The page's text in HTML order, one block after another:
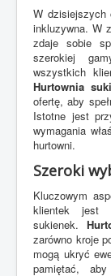
W dzisiejszych
inkluzywna. W
zdaje sobie
szerokiej
wszystkich
Hurtownia
ofertę, aby
Istotne jest
wymagania
hurtowni.
Szeroki
Kluczowym
klientek jest
sukienek.
zarówno kroje
mogą ukryć
pamiętać, aby